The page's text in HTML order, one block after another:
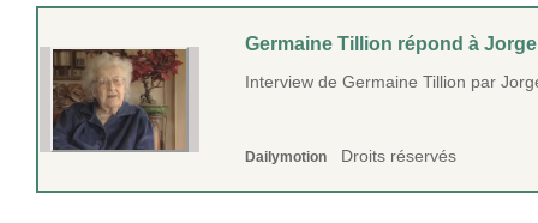
Germaine Tillion répond à
Interview de Germaine Tillion par
Dailymotion Droits réservés